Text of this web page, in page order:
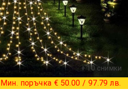
+ 10 снимки
поръчка € 50.00 / 97.79 лв.